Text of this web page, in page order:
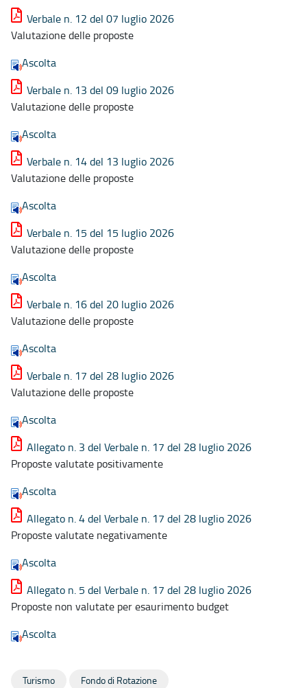
Verbale n. 12 del 07 luglio 2026
Valutazione delle proposte
Ascolta
Verbale n. 13 del 09 luglio 2026
Valutazione delle proposte
Ascolta
Verbale n. 14 del 13 luglio 2026
Valutazione delle proposte
Ascolta
Verbale n. 15 del 15 luglio 2026
Valutazione delle proposte
Ascolta
Verbale n. 16 del 20 luglio 2026
Valutazione delle proposte
Ascolta
Verbale n. 17 del 28 luglio 2026
Valutazione delle proposte
Ascolta
Allegato n. 3 del Verbale n. 17 del 28 luglio 2026
Proposte valutate positivamente
Ascolta
Allegato n. 4 del Verbale n. 17 del 28 luglio 2026
Proposte valutate negativamente
Ascolta
Allegato n. 5 del Verbale n. 17 del 28 luglio 2026
Proposte non valutate per esaurimento budget
Ascolta
Turismo Fondo di Rotazione